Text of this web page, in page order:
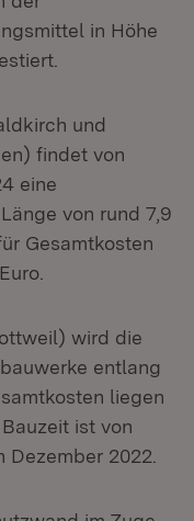
in Höhe
und
findet von
eine
von rund 7,9
Gesamtkosten
wird die
entlang
liegen
ist von
2022.